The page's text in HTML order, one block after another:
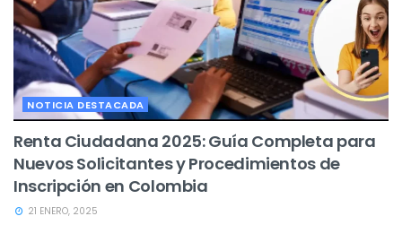
NOTICIA DESTACADA
Renta Ciudadana 2025: Guía Completa para
Nuevos Solicitantes y Procedimientos de
Inscripción en Colombia
21 ENERO, 2025